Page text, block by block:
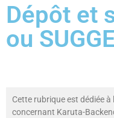
Dépôt et
ou
Cette rubrique est dédiée
concernant Karuta-